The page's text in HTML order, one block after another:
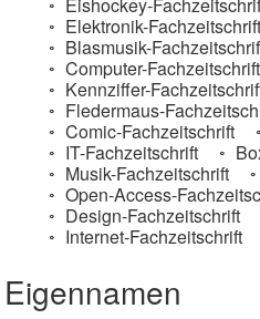
Elektronik-Fachzeitschrift
Blasmusik-
Computer-Fachzeitschrift
Kennziffer-
Fledermaus-
Comic-Fachzeitschrift
IT-Fachzeitschrift
Musik-Fachzeitschrift
Open-Access-
Design-Fachzeitschrift
Internet-Fachzeitschrift
Eigennamen